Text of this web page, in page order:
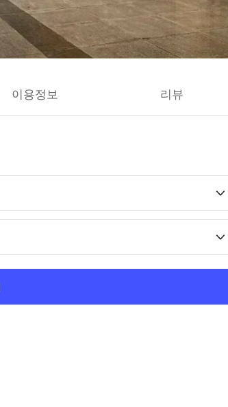
이용정보 리뷰